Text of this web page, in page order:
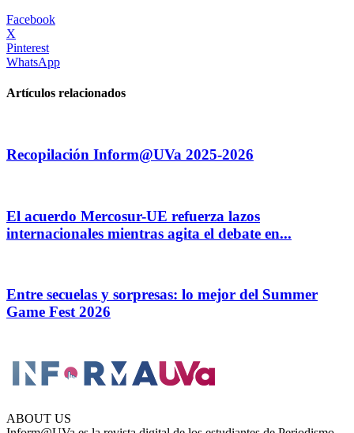
Facebook
X
Pinterest
WhatsApp
Artículos relacionados
Recopilación Inform@UVa 2025-2026
El acuerdo Mercosur-UE refuerza lazos
internacionales mientras agita el debate en...
Entre secuelas y sorpresas: lo mejor del Summer
Game Fest 2026
ABOUT US